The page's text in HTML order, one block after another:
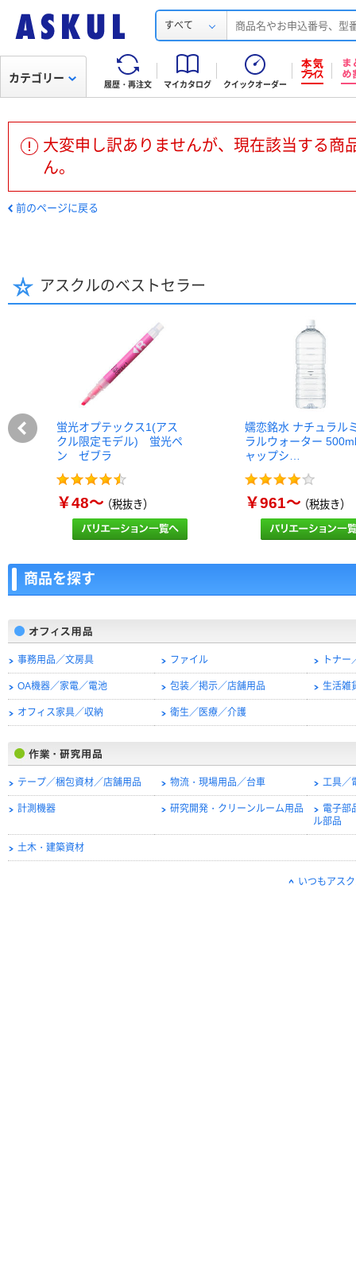
すべて
履歴・再注文 マイカタログ クイックオーダー
カテゴリー
大変申し訳ありませんが、現在該当する商
ん。
前のページに戻る
アスクルのベストセラー
蛍光オプテックス1(アス
クル限定モデル) 蛍光ペ
ン ゼブラ
￥48～（税抜き）
嬬恋銘水 ナチュラル
ラルウォーター
ャップシ…
￥961～（税抜き）
商品を探す
事務用品／文房具 ファイル トナ
OA機器／家電／電池 包装／掲示／店舗用品 生活雑
オフィス家具／収納 衛生／医療／介護
テープ／梱包資材／店舗用品 物流・現場用品／台車 工具／
計測機器 研究開発・クリーンルーム用品
電子部
ル部品
土木・建築資材
いつもアス